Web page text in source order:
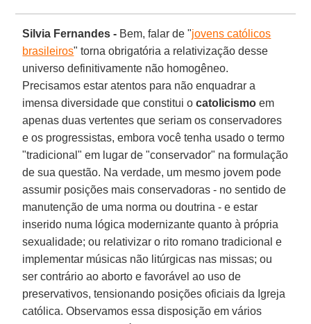
Silvia Fernandes - Bem, falar de "jovens católicos
brasileiros" torna obrigatória a relativização desse
universo definitivamente não homogêneo.
Precisamos estar atentos para não enquadrar a
imensa diversidade que constitui ocatolicismo em
apenas duas vertentes que seriam os conservadores
e os progressistas, embora você tenha usado o termo
"tradicional" em lugar de "conservador" na formulação
de sua questão. Na verdade, um mesmo jovem pode
assumir posições mais conservadoras - no sentido de
manutenção de uma norma ou doutrina - e estar
inserido numa lógica modernizante quanto à própria
sexualidade; ou relativizar o rito romano tradicional e
implementar músicas não litúrgicas nas missas; ou
ser contrário ao aborto e favorável ao uso de
preservativos, tensionando posições oficiais da Igreja
católica. Observamos essa disposição em vários